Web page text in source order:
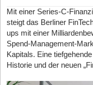
Rechtsanwalt Sebastian
Solutions GmbH verfügt
technologischer
freut mich sehr, dass wir
Unternehmen, seine
Fortführung durch einen
Mit einer Series-C-
steigt das Berliner
ups mit einer
Spend-Management-
Kapitals. Eine
Historie und der neuen